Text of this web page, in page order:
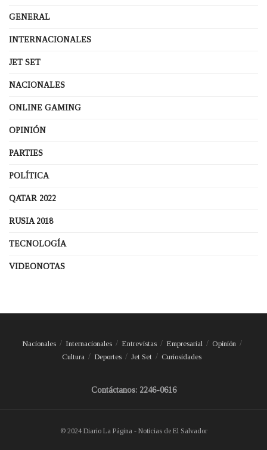
GENERAL
INTERNACIONALES
JET SET
NACIONALES
ONLINE GAMING
OPINIÓN
PARTIES
POLÍTICA
QATAR 2022
RUSIA 2018
TECNOLOGÍA
VIDEONOTAS
Nacionales Internacionales Entrevistas Empresarial
Opinión
Cultura
Deportes Jet Set Curiosidades
Contáctanos: 2246-0616
© 2024 Diario La Página - Noticias de El Salvador